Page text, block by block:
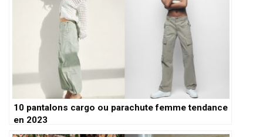
10 pantalons cargo ou parachute femme tendance
en 2023